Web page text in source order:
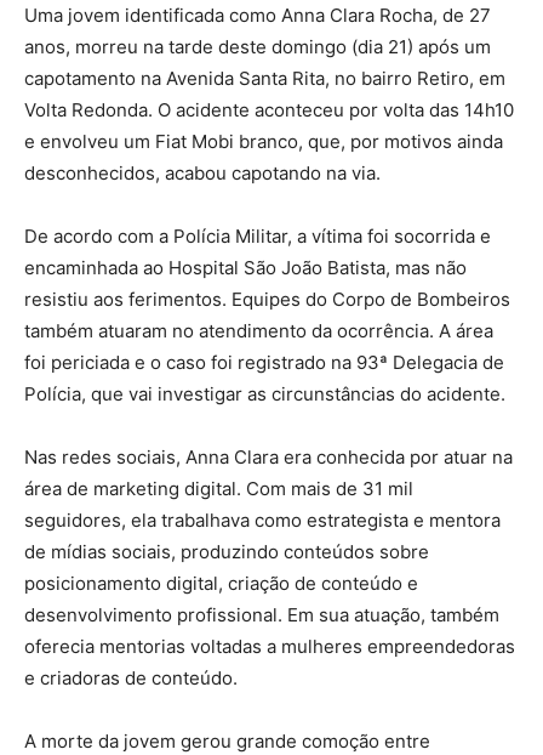
Uma jovem identificada como Anna Clara Rocha, de 27
anos, morreu na tarde deste domingo (dia 21) após um
capotamento na Avenida Santa Rita, no bairro Retiro, em
Volta Redonda. O acidente aconteceu por volta das 14h10
e envolveu um Fiat Mobi branco, que, por motivos ainda
desconhecidos, acabou capotando na via.
De acordo com a Polícia Militar, a vítima foi socorrida e
encaminhada ao Hospital São João Batista, mas não
resistiu aos ferimentos. Equipes do Corpo de Bombeiros
também atuaram no atendimento da ocorrência. A área
foi periciada e o caso foi registrado na 93ª Delegacia de
Polícia, que vai investigar as circunstâncias do acidente.
Nas redes sociais, Anna Clara era conhecida por atuar na
área de marketing digital. Com mais de 31 mil
seguidores, ela trabalhava como estrategista e mentora
de mídias sociais, produzindo conteúdos sobre
posicionamento digital, criação de conteúdo e
desenvolvimento profissional. Em sua atuação, também
oferecia mentorias voltadas a mulheres empreendedoras
e criadoras de conteúdo.
A morte da jovem gerou grande comoção entre